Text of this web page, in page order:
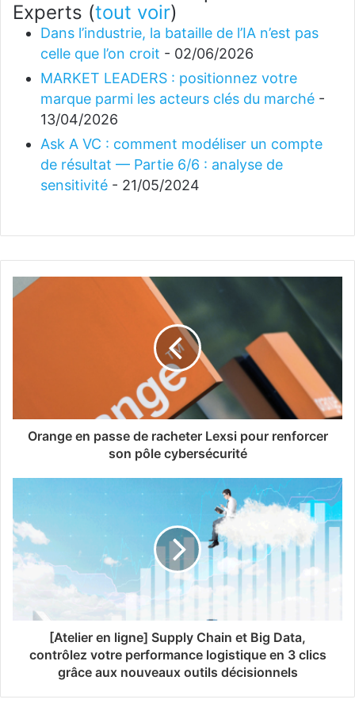
Experts (tout voir)
Dans l’industrie, la bataille de l’IA n’est pas
celle que l’on croit - 02/06/2026
MARKET LEADERS : positionnez votre
marque parmi les acteurs clés du marché -
13/04/2026
Ask A VC : comment modéliser un compte
de résultat — Partie 6/6 : analyse de
sensitivité - 21/05/2024
Orange en passe de racheter Lexsi pour renforcer
son pôle cybersécurité
[Atelier en ligne] Supply Chain et Big Data,
contrôlez votre performance logistique en 3 clics
grâce aux nouveaux outils décisionnels